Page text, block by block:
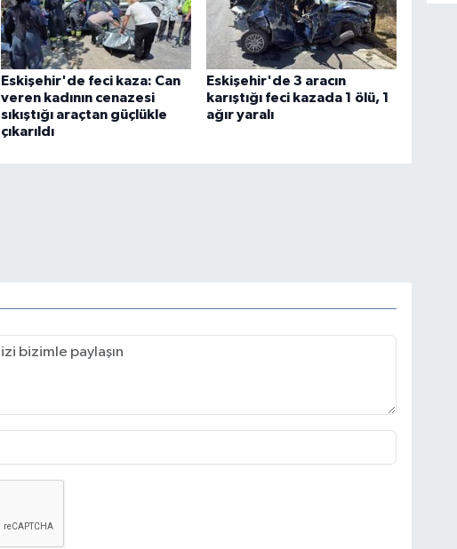
Eskişehir'de feci kaza: Can
veren kadının cenazesi
sıkıştığı araçtan güçlükle
çıkarıldı
Eskişehir'de 3 aracın
karıştığı feci kazada 1 ölü, 1
ağır yaralı